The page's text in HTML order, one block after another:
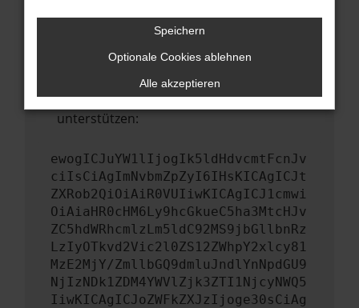
Wenn du alle oben genannten Schritte
versucht hast, kontaktiere uns bitte. Wir
werden versuchen, das Problem zu
beheben. Du kannst uns diesen Text
schicken, um uns bei der Fehlersuche zu
unterstützen:
ewogICJuYW1lIjogIk5ldHdvcmtFcnJv
ciIsCiAgImNvbmZpZyI6IHsKICAgICJt
ZXRob2QiOiAiR0VUIiwKICAgICJ1cmwi
OiAiaHR0cHM6Ly9hcGkueC5ha3MtcHJv
ZC5hdWRhcmlzLm5ldC92MS9jbGllbnRz
LzIyOTkvd2Vic2l0ZS12ZWhpY2xlcy81
MzE2MjY/ZmllbGQ9dmluJndlYnNpdGU9
NjIzNDk1ZDM4YWVlZjk3ZTI1NjcyNWQ5
IiwKICAgICJoZWFkZXJzIjoge30sCiAg
Speichern
Optionale Cookies ablehnen
Alle akzeptieren